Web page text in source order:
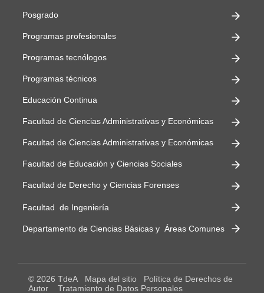
Posgrado
Programas profesionales
Programas tecnólogos
Programas técnicos
Educación Continua
Facultad de Ciencias Administrativas y Económicas
Facultad de Ciencias Administrativas y Económicas
Facultad de Educación y Ciencias Sociales
Facultad de Derecho y Ciencias Forenses
Facultad de Ingeniería
Departamento de Ciencias Básicas y Áreas Comunes
© 2026 TdeA Mapa del sitio
Política de Derechos de
Autor
Tratamiento de Datos Personales